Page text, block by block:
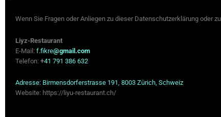
Wenn Sie Fragen oder Anliegen zu dieser Datenschutzerklärung oder
Liyz-Restaurant
E-Mail: f.fikre@gmail.com
Telefon: +41 791 386 632
Adresse: Birmensdorferstrasse 191, 8003 Zürich, Schweiz
Website: https://liyu-restaurant.ch/